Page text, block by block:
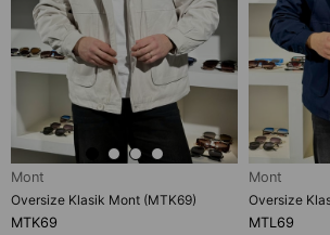
Mont
Oversize Klasik Mont (MTK69)
MTK69
Mont
Oversize
MTL69